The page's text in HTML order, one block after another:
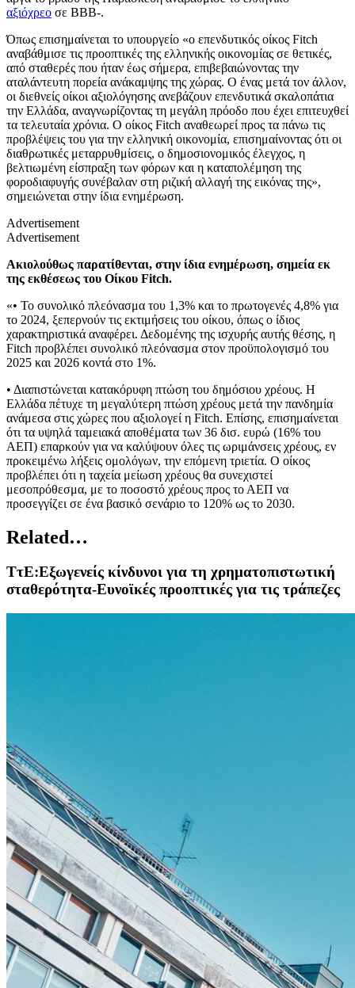
αξιόχρεο σε ΒΒΒ-.
Όπως επισημαίνεται το υπουργείο «ο επενδυτικός οίκος Fitch
αναβάθμισε τις προοπτικές της ελληνικής οικονομίας σε θετικές,
από σταθερές που ήταν έως σήμερα, επιβεβαιώνοντας την
αταλάντευτη πορεία ανάκαμψης της χώρας. Ο ένας μετά τον άλλον,
οι διεθνείς οίκοι αξιολόγησης ανεβάζουν επενδυτικά σκαλοπάτια
την Ελλάδα, αναγνωρίζοντας τη μεγάλη πρόοδο που έχει επιτευχθεί
τα τελευταία χρόνια. Ο οίκος Fitch αναθεωρεί προς τα πάνω τις
προβλέψεις του για την ελληνική οικονομία, επισημαίνοντας ότι οι
διαθρωτικές μεταρρυθμίσεις, ο δημοσιονομικός έλεγχος, η
βελτιωμένη είσπραξη των φόρων και η καταπολέμηση της
φοροδιαφυγής συνέβαλαν στη ριζική αλλαγή της εικόνας της»,
σημειώνεται στην ίδια ενημέρωση.
Advertisement
Advertisement
Ακιολούθως παρατίθενται, στην ίδια ενημέρωση, σημεία εκ
της εκθέσεως του Οίκου Fitch.
«• Το συνολικό πλεόνασμα του 1,3% και το πρωτογενές 4,8% για
το 2024, ξεπερνούν τις εκτιμήσεις του οίκου, όπως ο ίδιος
χαρακτηριστικά αναφέρει. Δεδομένης της ισχυρής αυτής θέσης, η
Fitch προβλέπει συνολικό πλεόνασμα στον προϋπολογισμό του
2025 και 2026 κοντά στο 1%.
• Διαπιστώνεται κατακόρυφη πτώση του δημόσιου χρέους. Η
Ελλάδα πέτυχε τη μεγαλύτερη πτώση χρέους μετά την πανδημία
ανάμεσα στις χώρες που αξιολογεί η Fitch. Επίσης, επισημαίνεται
ότι τα υψηλά ταμειακά αποθέματα των 36 δισ. ευρώ (16% του
ΑΕΠ) επαρκούν για να καλύψουν όλες τις ωριμάνσεις χρέους, εν
προκειμένω λήξεις ομολόγων, την επόμενη τριετία. Ο οίκος
προβλέπει ότι η ταχεία μείωση χρέους θα συνεχιστεί
μεσοπρόθεσμα, με το ποσοστό χρέους προς το ΑΕΠ να
προσεγγίζει σε ένα βασικό σενάριο το 120% ως το 2030.
Related…
TτΕ:Εξωγενείς κίνδυνοι για τη χρηματοπιστωτική
σταθερότητα-Ευνοϊκές προοπτικές για τις τράπεζες